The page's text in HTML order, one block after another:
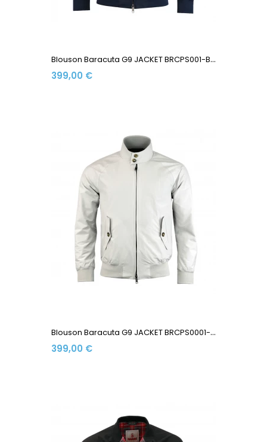
B
Louson Baracuta G9 JACKET BRCPS001-BCNY1-309 Made In...
399,00 €
B
Louson Baracuta G9 JACKET BRCPS0001-BCNY1-1007 Made In...
399,00 €